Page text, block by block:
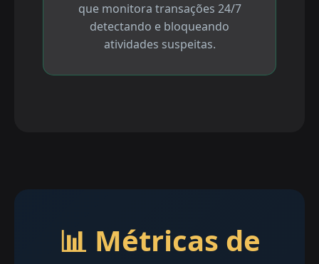
que monitora transações 24/7
detectando e bloqueando
atividades suspeitas.
📊 Métricas de